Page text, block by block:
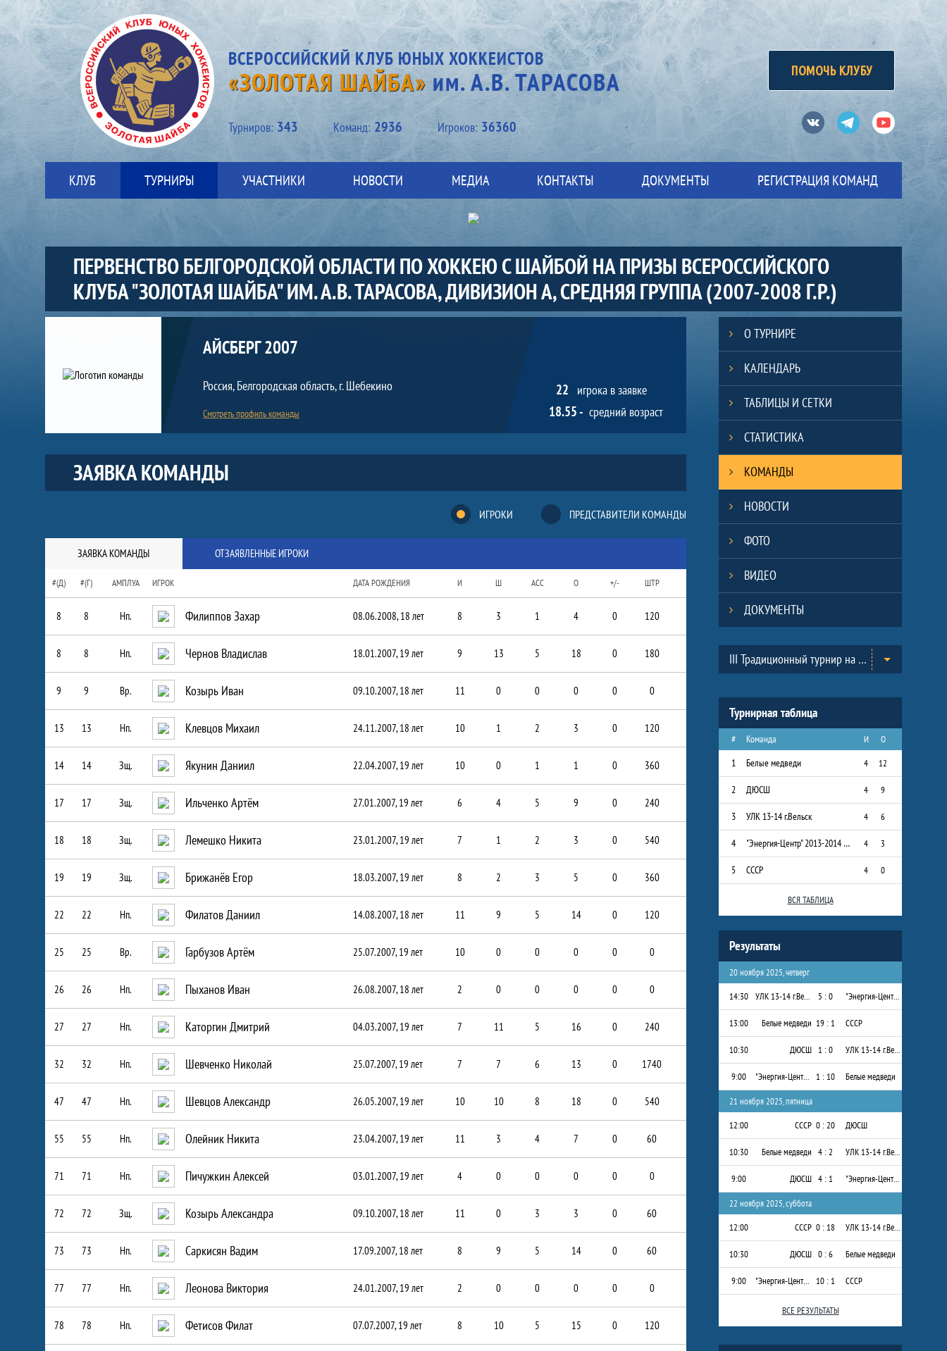
ВСЕРОССИЙСКИЙ КЛУБ ЮНЫХ ХОККЕИСТОВ
«ЗОЛОТАЯ ШАЙБА»им. А.В. ТАРАСОВА
Турниров: 343 Kоманд: 2936 Игроков: 36360
ПОМОЧЬ КЛУБУ
ВконтактеТелеграмЮтуб
КЛУБ ТУРНИРЫ УЧАСТНИКИ НОВОСТИ МЕДИА КОНТАКТЫ ДОКУМЕНТЫ РЕГИСТРАЦИЯ КОМАНД
ПЕРВЕНСТВО БЕЛГОРОДСКОЙ ОБЛАСТИ ПО ХОККЕЮ С ШАЙБОЙ НА ПРИЗЫ ВСЕРОССИЙСКОГО
КЛУБА "ЗОЛОТАЯ ШАЙБА" ИМ. А.В. ТАРАСОВА, ДИВИЗИОН А, СРЕДНЯЯ ГРУППА (2007-2008 Г.Р.)
Команда
Краткая информация о команде
АЙСБЕРГ 2007
Россия, Белгородская область, г. Шебекино
Смотреть профиль команды
22 игрока в заявке
18.55 - средний возраст
ЗАЯВКА КОМАНДЫ
ИГРОКИ ПРЕДСТАВИТЕЛИ КОМАНДЫ
ЗАЯВКА КОМАНДЫ ОТЗАЯВЛЕННЫЕ ИГРОКИ
#(Д) #(Г) АМПЛУА ИГРОК ДАТА РОЖДЕНИЯ И Ш АСС O +/- ШТР
8 8 Нп. Филиппов Захар 08.06.2008, 18 лет 8 3 1 4 0 120
8 8 Нп. Чернов Владислав 18.01.2007, 19 лет 9 13 5 18 0 180
9 9 Вр. Козырь Иван 09.10.2007, 18 лет 11 0 0 0 0 0
13 13 Нп. Клевцов Михаил 24.11.2007, 18 лет 10 1 2 3 0 120
14 14 Зщ. Якунин Даниил 22.04.2007, 19 лет 10 0 1 1 0 360
17 17 Зщ. Ильченко Артём 27.01.2007, 19 лет 6 4 5 9 0 240
18 18 Зщ. Лемешко Никита 23.01.2007, 19 лет 7 1 2 3 0 540
19 19 Зщ. Брижанёв Егор 18.03.2007, 19 лет 8 2 3 5 0 360
22 22 Нп. Филатов Даниил 14.08.2007, 18 лет 11 9 5 14 0 120
25 25 Вр. Гарбузов Артём 25.07.2007, 19 лет 10 0 0 0 0 0
26 26 Нп. Пыханов Иван 26.08.2007, 18 лет 2 0 0 0 0 0
27 27 Нп. Каторгин Дмитрий 04.03.2007, 19 лет 7 11 5 16 0 240
32 32 Нп. Шевченко Николай 25.07.2007, 19 лет 7 7 6 13 0 1740
47 47 Нп. Шевцов Александр 26.05.2007, 19 лет 10 10 8 18 0 540
55 55 Нп. Олейник Никита 23.04.2007, 19 лет 11 3 4 7 0 60
71 71 Нп. Пичужкин Алексей 03.01.2007, 19 лет 4 0 0 0 0 0
72 72 Зщ. Козырь Александра 09.10.2007, 18 лет 11 0 3 3 0 60
73 73 Нп. Саркисян Вадим 17.09.2007, 18 лет 8 9 5 14 0 60
77 77 Нп. Леонова Виктория 24.01.2007, 19 лет 2 0 0 0 0 0
78 78 Нп. Фетисов Филат 07.07.2007, 19 лет 8 10 5 15 0 120
О ТУРНИРЕ
КАЛЕНДАРЬ
ТАБЛИЦЫ И СЕТКИ
СТАТИСТИКА
КОМАНДЫ
НОВОСТИ
ФОТО
ВИДЕО
ДОКУМЕНТЫ
Таблицы турнира III Традиционный турнир на призы Всероссийского Клуба юных хоккеистов «Золотая шайба» им. А.В. Тарасова в г.Черноголовка. (2013-2014)
Турнирная таблица
# Команда И О
1 Белые медведи 4 12
2 ДЮСШ 4 9
3 УЛК 13-14 г.Вельск 4 6
4 "Энергия-Центр" 2013-2014 г.р. 4 3
5 СССР 4 0
ВСЯ ТАБЛИЦА
Результаты
20 ноября 2025, четверг
14:30
УЛК 13-14 г.Вельск 5 : 0 "Энергия-Центр" 2013-2014 г.р.
13:00 Белые медведи 19 : 1 СССР
10:30 ДЮСШ 1 : 0 УЛК 13-14 г.Вельск
9:00 "Энергия-Центр" 2013-2014 г.р. 1 : 10 Белые медведи
21 ноября 2025, пятница
12:00
СССР 0 : 20 ДЮСШ
10:30 Белые медведи 4 : 2 УЛК 13-14 г.Вельск
9:00 ДЮСШ 4 : 1 "Энергия-Центр" 2013-2014 г.р.
22 ноября 2025, суббота
12:00
СССР 0 : 18 УЛК 13-14 г.Вельск
10:30 ДЮСШ 0 : 6 Белые медведи
9:00 "Энергия-Центр" 2013-2014 г.р. 10 : 1 СССР
ВСЕ РЕЗУЛЬТАТЫ